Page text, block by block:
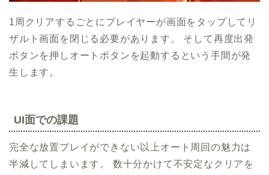
1周クリアするごとにプレイヤーが画面をタップしてリ
ザルト画面を閉じる必要があります。 そして再度出発
ボタンを押しオートボタンを起動するという手間が発
生します。
UI面での課題
完全な放置プレイができない以上オート周回の魅力は
半減してしまいます。 数十分かけて不安定なクリアを